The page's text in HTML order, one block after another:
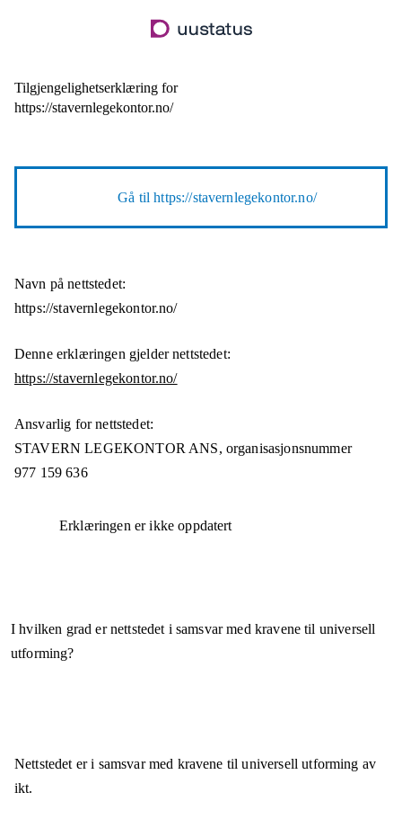
til
Tilgjengelighetserklæring for
https://stavernlegekontor.no/
Gå tilhttps://stavernlegekontor.no/
Navn på nettstedet:
https://stavernlegekontor.no/
Denne erklæringen gjelder nettstedet:
https://stavernlegekontor.no/
Ansvarlig for nettstedet:
STAVERN LEGEKONTOR ANS, organisasjonsnummer
977 159 636
Erklæringen er ikke oppdatert
I hvilken grad er nettstedet i samsvar med kravene til universell
utforming?
Nettstedet eri samsvarmed kravene til universell utforming av
ikt.